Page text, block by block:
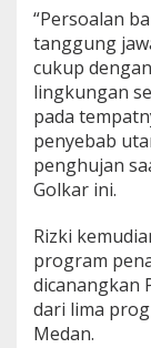
“Persoalan
tanggung
cukup
lingkungan
pada
penyebab
penghujan
Golkar ini.
Rizki
program
dicanangkan
dari lima
Medan.